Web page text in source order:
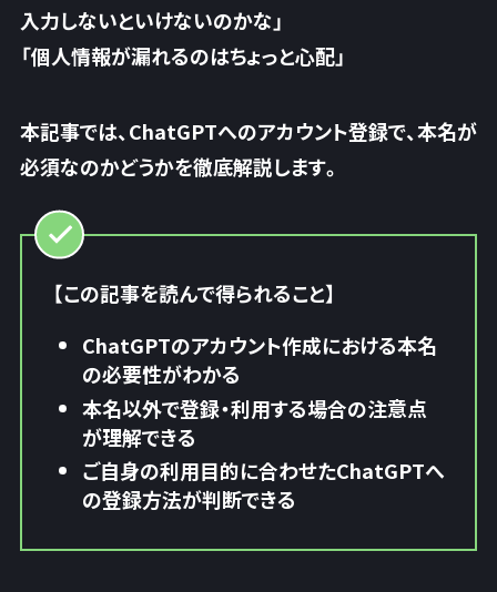
入力しないといけないのかな」
「個人情報が漏れるのはちょっと心配」
本記事では、ChatGPTへのアカウント登録で、本名が
必須なのかどうかを徹底解説します。
【この記事を読んで得られること】
ChatGPTのアカウント作成における本名
の必要性がわかる
本名以外で登録・利用する場合の注意点
が理解できる
ご自身の利用目的に合わせたChatGPTへ
の登録方法が判断できる